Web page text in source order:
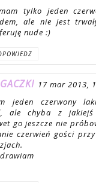
tylko jeden
ale nie jest
nude :)
17 mar 2013,
jeden czerwony
ale chyba z
go jeszcze nie
czerwień gości